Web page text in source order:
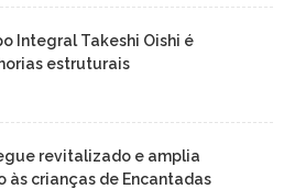
Integral Takeshi Oishi é
estruturais
revitalizado e amplia
crianças de Encantadas